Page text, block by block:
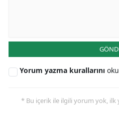
Yorum yazma kurallarını
* Bu içerik ile ilgili yorum yok, ilk